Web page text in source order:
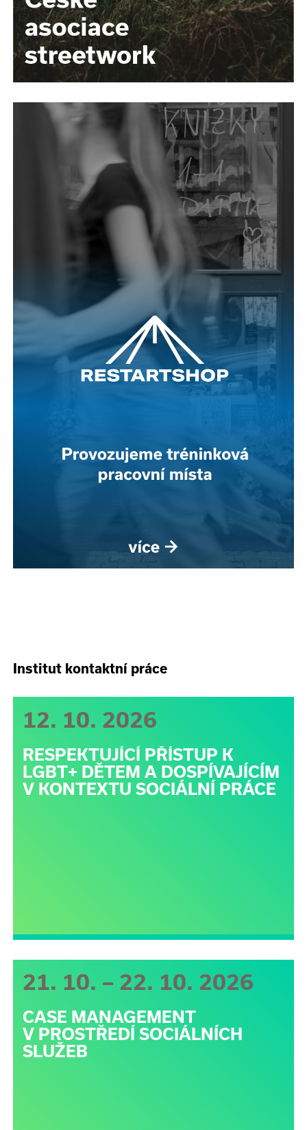
Institut kontaktní práce
12. 10. 2026
RESPEKTUJÍCÍ PŘÍSTUP K
LGBT+ DĚTEM A DOSPÍVAJÍCÍM
V KONTEXTU SOCIÁLNÍ PRÁCE
21. 10. – 22. 10. 2026
CASE MANAGEMENT
V PROSTŘEDÍ SOCIÁLNÍCH
SLUŽEB